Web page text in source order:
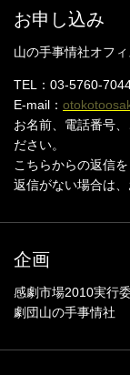
お申し込み
山の手事情社オフィ
TEL：03-5760-
E-mail：
お名前、電話番号
ださい。
こちらからの返信
返信がない場合は
企画
感劇市場2010実行
劇団山の手事情社